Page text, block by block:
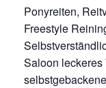
Ponyreiten,
Freestyle
Saloon leckeres